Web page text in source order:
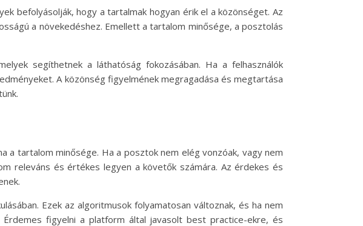
befolyásolják, hogy a tartalmak hogyan érik el a közönséget. Az
a növekedéshez. Emellett a tartalom minősége, a posztolás
segíthetnek a láthatóság fokozásában. Ha a felhasználók
A közönség figyelmének megragadása és megtartása
a tartalom minősége. Ha a posztok nem elég vonzóak, vagy nem
releváns és értékes legyen a követők számára. Az érdekes és
Ezek az algoritmusok folyamatosan változnak, és ha nem
Érdemes figyelni a platform által javasolt best practice-ekre, és